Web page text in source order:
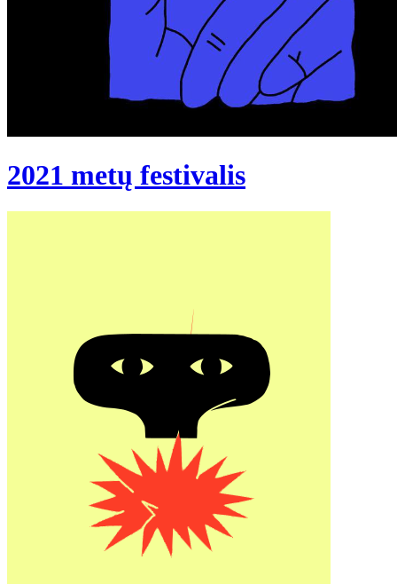
2021 metų festivalis